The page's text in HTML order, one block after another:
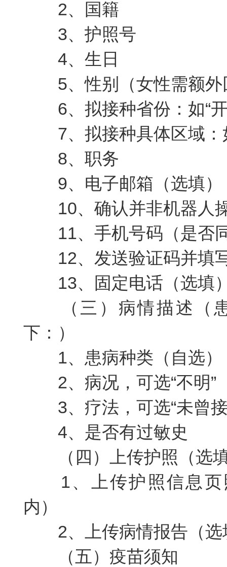
2、国籍
3、护照号
4、生日
5、性别（女性需额
6、拟接种省份：如“
7、拟接种具体区域：
8、职务
9、电子邮箱（选填）
10、确认并非机器人
11、手机号码（是否
12、发送验证码并填
13、固定电话（选填
（三）病情描述（
下：）
1、患病种类（自选）
2、病况，可选“不明”
3、疗法，可选“未曾
4、是否有过敏史
（四）上传护照（选
1、上传护照信息
内）
2、上传病情报告（选
（五）疫苗须知